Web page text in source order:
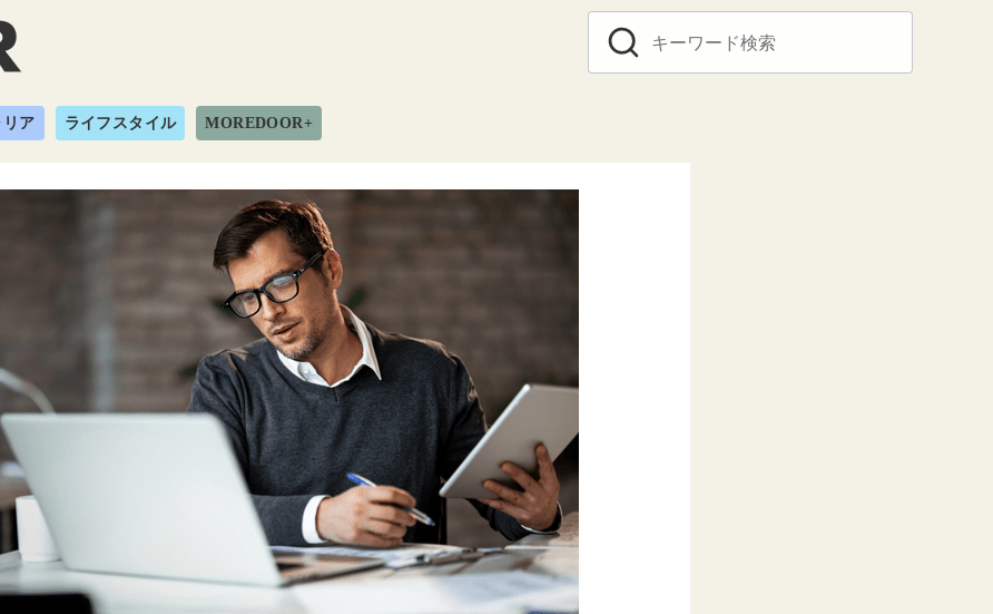
リア ライフスタイル MOREDOOR+